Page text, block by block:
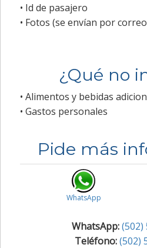
• Id de pasajero
• Fotos (se envían por
¿Qué no
• Alimentos y bebidas
• Gastos personales
Pide más
WhatsApp
WhatsApp:(502)
Teléfono: (502)